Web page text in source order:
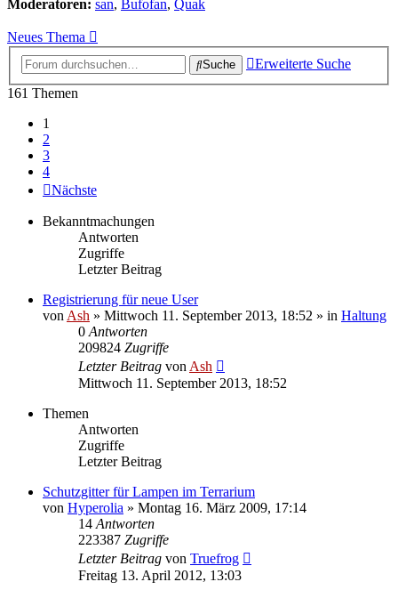
Moderatoren: san, Bufofan, Quak
Neues Thema
Suche
Erweiterte Suche
161 Themen
1
2
3
4
Nächste
Bekanntmachungen
Antworten
Zugriffe
Letzter Beitrag
Registrierung für neue User
von Ash » Mittwoch 11. September 2013, 18:52 » in Haltung
0 Antworten
209824 Zugriffe
Letzter Beitrag von Ash
Mittwoch 11. September 2013, 18:52
Themen
Antworten
Zugriffe
Letzter Beitrag
Schutzgitter für Lampen im Terrarium
von Hyperolia » Montag 16. März 2009, 17:14
14 Antworten
223387 Zugriffe
Letzter Beitrag von Truefrog
Freitag 13. April 2012, 13:03